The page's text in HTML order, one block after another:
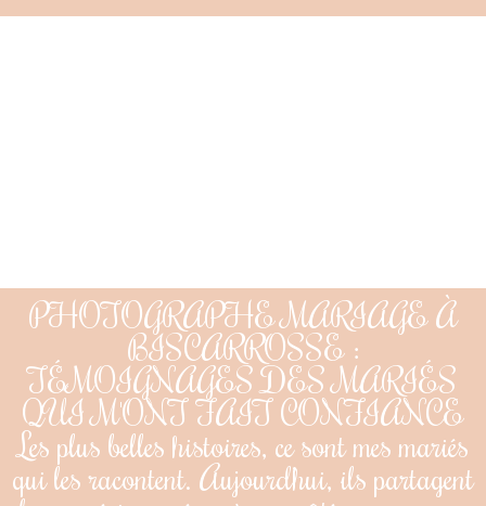
PHOTOGRAPHE MARIAGE À
BISCARROSSE :
TÉMOIGNAGES DES MARIÉS
QUI M'ONT FAIT CONFIANCE
Les plus belles histoires, ce sont mes mariés
qui les racontent. Aujourd’hui, ils partagent